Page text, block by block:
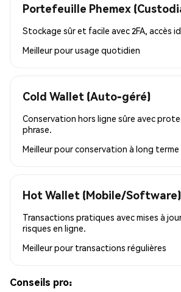
Portefeuille Phemex
Stockage sûr et facile avec 2FA, accès
Meilleur pourusage quotidien
Cold Wallet (Auto-géré)
Conservation hors ligne sûre avec
phrase.
Meilleur pourconservation à long terme
Hot Wallet (Mobile/Software)
Transactions pratiques avec mises à
risques en ligne.
Meilleur pour transactions régulières
Conseils pro: